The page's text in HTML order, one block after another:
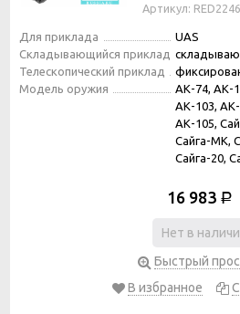
Артикул:
Для приклада
UAS
Складывающийся приклад
Телескопический приклад
Модель оружия
АК-74, АК-
АК-103, АК-
АК-105,
Сайга-МК,
Сайга-20,
16 983 Р
Нет в
Быстрый
В избранное